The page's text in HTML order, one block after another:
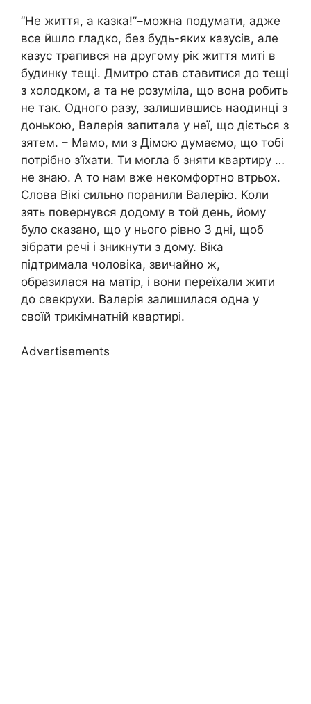
“Не життя, а казка!”–можна подумати, адже
все йшло гладко, без будь-яких казусів, але
казус трапився на другому рік життя миті в
будинку тещі. Дмитро став ставитися до тещі
з холодком, а та не розуміла, що вона робить
не так. Одного разу, залишившись наодинці з
донькою, Валерія запитала у неї, що діється з
зятем. – Мамо, ми з Дімою думаємо, що тобі
потрібно з’їхати. Ти могла б зняти квартиру …
не знаю. А то нам вже некомфортно втрьох.
Слова Вікі сильно поранили Валерію. Коли
зять повернувся додому в той день, йому
було сказано, що у нього рівно 3 дні, щоб
зібрати речі і зникнути з дому. Віка
підтримала чоловіка, звичайно ж,
образилася на матір, і вони переїхали жити
до свекрухи. Валерія залишилася одна у
своїй трикімнатній квартирі.
Advertisements